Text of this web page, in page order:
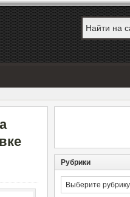
Рубрики
Рубрики